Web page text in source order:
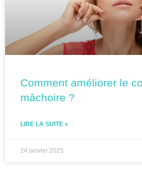
Comment améliorer le
mâchoire ?
LIRE LA SUITE »
24 janvier 2025